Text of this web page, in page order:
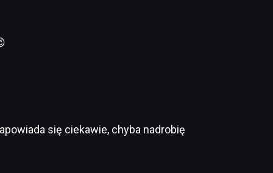
się ciekawie, chyba nadrobię